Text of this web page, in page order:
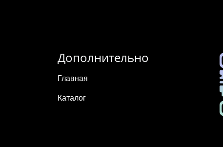
Дополнительно
Главная
Каталог